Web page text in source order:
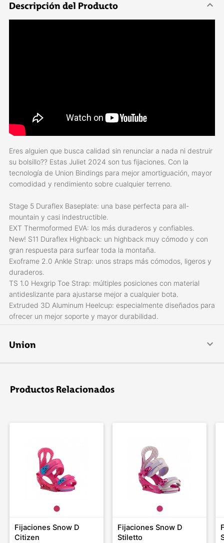
Descripción del Producto
Eres alguien que busca calidad sin renunciar a nada ni destruir
su bolsillo?? Estas Juliet 2024 son tus fijaciones. Con la
tecnología de Union Bindings para mejor amortiguación, mayor
comodidad y rendimiento sobre cualquier terreno.
Stage 5 Duraflex Baseplate: una base perfecta para all-
mountain y casi indestructible.
EXT Thermoformed EVA: los más duraderos y confiables.
New! S11 Duraflex Highback: un highback muy cómodo y con
gran respuesta para surfear toda la montaña.
Exoframe 2.0 Ankle Strap: unos straps más cómodos, ligeros y
duraderos.
TS 1.0 Hexgrip Toe Strap: múltiples posiciones con material
antideslizante para ajustarse mejor a cualquier bota.
Extruded 3D Aluminum Heelcup: especialmente diseñados para
ofrecer un mejor soporte y mayor durabilidad.
Camber Disk: discos compatibles con todos los sistemas de
Union
La Union Binding Company se dedica a unir perfectamente el
el rendimiento y los componentes. Creadas, probadas y
Productos Relacionados
Fijaciones Snow D
Citizen
Fijaciones Snow D
Stiletto